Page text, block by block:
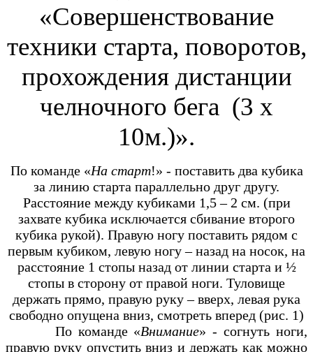
«Совершенствование
техники старта, поворотов,
прохождения дистанции
челночного бега (3 х
10м.)».
По команде «На старт!» - поставить два кубика
за линию старта параллельно друг другу.
Расстояние между кубиками 1,5 – 2 см. (при
захвате кубика исключается сбивание второго
кубика рукой). Правую ногу поставить рядом с
первым кубиком, левую ногу – назад на носок, на
расстояние 1 стопы назад от линии старта и ½
стопы в сторону от правой ноги. Туловище
держать прямо, правую руку – вверх, левая рука
свободно опущена вниз, смотреть вперед (рис. 1)
По команде «Внимание» - согнуть ноги,
правую руку опустить вниз и держать как можно